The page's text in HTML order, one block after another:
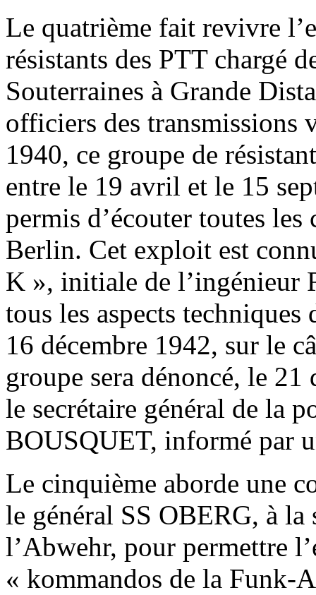
Le quatrième fait revivre
résistants des PTT chargé
Souterraines à Grande
officiers des transmissions
1940, ce groupe de
entre le 19 avril et le 15
permis d’écouter toutes
Berlin. Cet exploit est
K », initiale de
tous les aspects
16 décembre 1942, sur le
groupe sera dénoncé, le 21
le secrétaire général de la
BOUSQUET, informé par
Le cinquième aborde une
le général SS OBERG, à la
l’Abwehr, pour permettre
« kommandos de la Funk-